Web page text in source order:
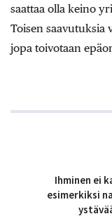
saattaa olla keino
Toisen saavutuksia
jopa toivotaan
Ihminen ei
esimerkiksi